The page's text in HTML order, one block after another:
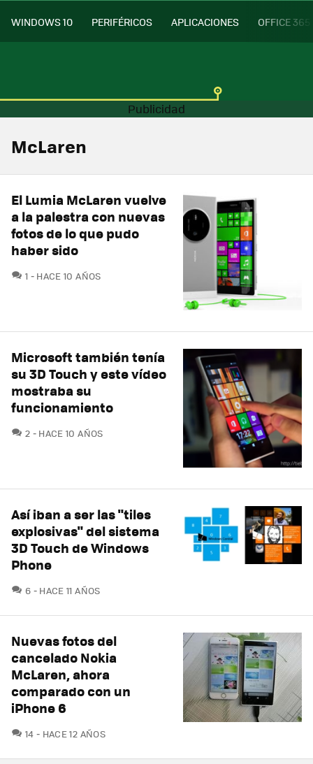
WINDOWS 10 PERIFÉRICOS APLICACIONES OFFICE 365
McLaren
El Lumia McLaren vuelve
a la palestra con nuevas
fotos de lo que pudo
haber sido
1 COMENTARIOS
HACE 10 AÑOS
Microsoft también tenía
su 3D Touch y este vídeo
mostraba su
funcionamiento
2 COMENTARIOS
HACE 10 AÑOS
Así iban a ser las "tiles
explosivas" del sistema
3D Touch de Windows
Phone
6 COMENTARIOS
HACE 11 AÑOS
Nuevas fotos del
cancelado Nokia
McLaren, ahora
comparado con un
iPhone 6
14 COMENTARIOS
HACE 12 AÑOS